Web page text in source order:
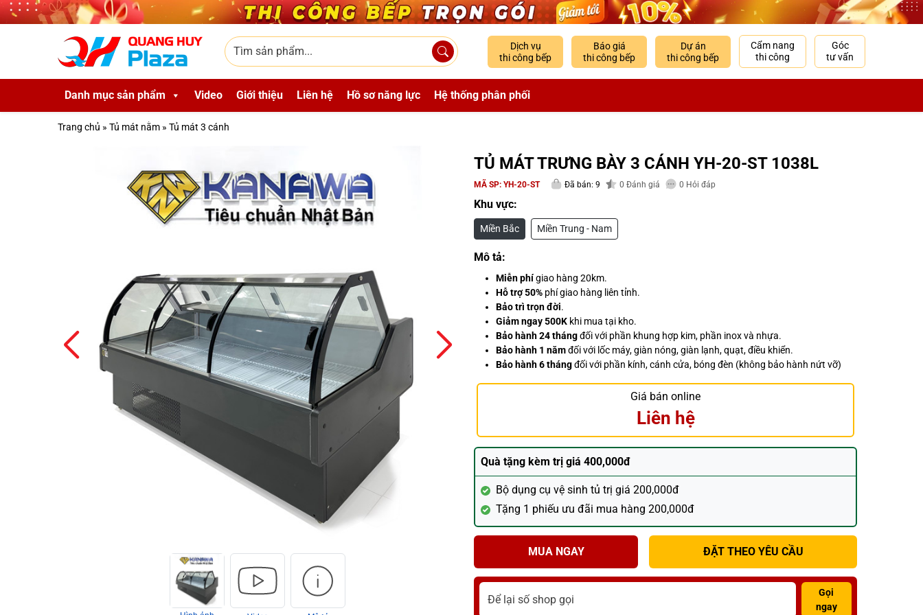
Skip to main content
Tìm sản phẩm
Dịch vụ
thi công bếp
Báo giá
thi công bếp
Dự án
thi công bếp
Cẩm nang
thi công
Góc
tư vấn
Danh mục sản phẩm Video Giới thiệu Liên hệ Hồ sơ năng lực Hệ thống phân phối
Trang chủ » Tủ mát nằm » Tủ mát 3 cánh
TỦ MÁT TRƯNG BÀY 3 CÁNH YH-20-ST 1038L
MÃ SP: YH-20-ST Đã bán: 9 0 Đánh giá 0 Hỏi đáp
Khu vực:
Miền Bắc Miền Trung - Nam
Mô tả:
Miễn phígiao hàng 20km.
Hỗ trợ 50% phí giao hàng liên tỉnh.
Bảo trì trọn đời.
Giảm ngay 500K khi mua tại kho.
Bảo hành 24 thángđối với phần khung hợp kim, phần inox và nhựa.
Bảo hành 1 nămđối với lốc máy, giàn nóng, giàn lạnh, quạt, điều khiển.
Bảo hành 6 thángđối với phần kính, cánh cửa, bóng đèn (không bảo hành nứt vỡ)
Giá bán online
Liên hệ
Quà tặng kèm trị giá 400,000đ
Bộ dụng cụ vệ sinh tủ trị giá 200,000đ
Tặng 1 phiếu ưu đãi mua hàng 200,000đ
MUA NGAY ĐẶT THEO YÊU CẦU
Gọi
ngay